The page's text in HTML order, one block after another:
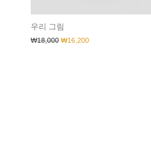
우리 그림
₩18,000 ₩16,200